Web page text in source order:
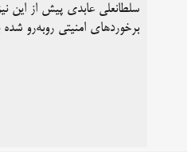
سلطانعلی عابدی پیش از این
برخوردهای امنیتی روبه‌رو شده